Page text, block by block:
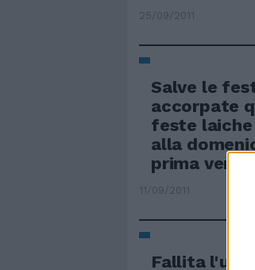
25/09/2011
Salve le
accorpate
feste laiche
alla
prima
11/09/2011
Fallita